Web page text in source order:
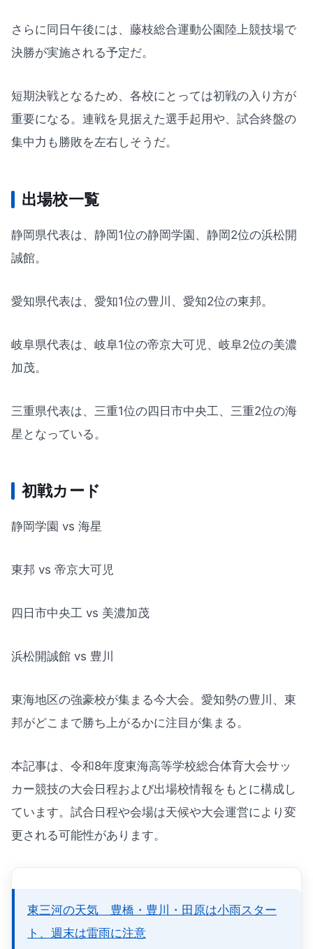
さらに同日午後には、藤枝総合運動公園陸上競技場で
決勝が実施される予定だ。
短期決戦となるため、各校にとっては初戦の入り方が
重要になる。連戦を見据えた選手起用や、試合終盤の
集中力も勝敗を左右しそうだ。
出場校一覧
静岡県代表は、静岡1位の静岡学園、静岡2位の浜松開
誠館。
愛知県代表は、愛知1位の豊川、愛知2位の東邦。
岐阜県代表は、岐阜1位の帝京大可児、岐阜2位の美濃
加茂。
三重県代表は、三重1位の四日市中央工、三重2位の海
星となっている。
初戦カード
静岡学園 vs 海星
東邦 vs 帝京大可児
四日市中央工 vs 美濃加茂
浜松開誠館 vs 豊川
東海地区の強豪校が集まる今大会。愛知勢の豊川、東
邦がどこまで勝ち上がるかに注目が集まる。
本記事は、令和8年度東海高等学校総合体育大会サッ
カー競技の大会日程および出場校情報をもとに構成し
ています。試合日程や会場は天候や大会運営により変
更される可能性があります。
東三河の天気 豊橋・豊川・田原は小雨スター
ト、週末は雷雨に注意